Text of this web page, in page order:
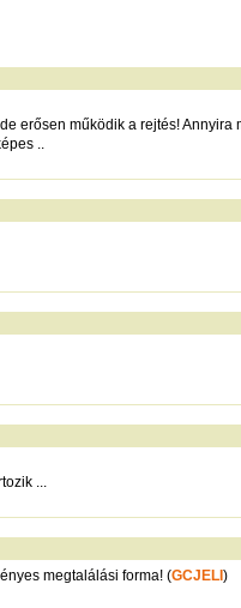
erősen működik a rejtés! Annyira
..
...
megtalálási forma! (GCJELI)